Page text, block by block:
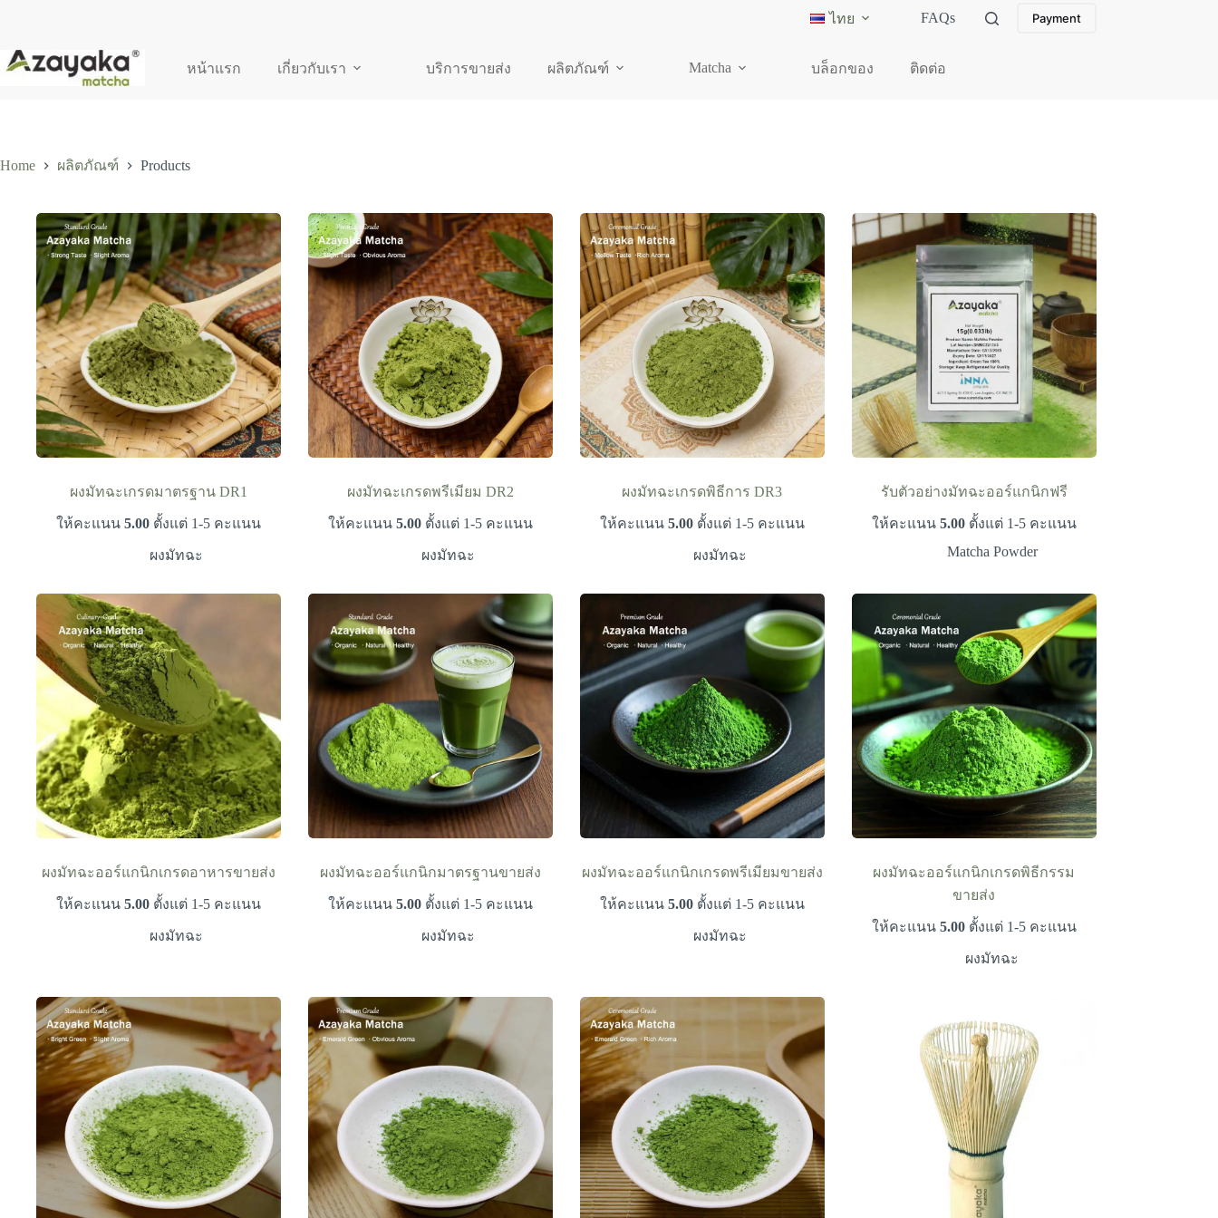
ไทย FAQs Payment
หน้าแรก เกี่ยวกับเรา บริการขายส่ง ผลิตภัณฑ์ Matcha บล็อกของ ติดต่อ
Home ผลิตภัณฑ์ Products
ผงมัทฉะเกรดมาตรฐาน DR1
ให้คะแนน 5.00ตั้งแต่ 1-5 คะแนน
ผงมัทฉะ
ผงมัทฉะเกรดพรีเมียม DR2
ให้คะแนน 5.00ตั้งแต่ 1-5 คะแนน
ผงมัทฉะ
ผงมัทฉะเกรดพิธีการ DR3
ให้คะแนน 5.00ตั้งแต่ 1-5 คะแนน
ผงมัทฉะ
รับตัวอย่างมัทฉะออร์แกนิกฟรี
ให้คะแนน 5.00ตั้งแต่ 1-5 คะแนน
Matcha Powder
ผงมัทฉะออร์แกนิกเกรดอาหารขายส่ง
ให้คะแนน 5.00ตั้งแต่ 1-5 คะแนน
ผงมัทฉะ
ผงมัทฉะออร์แกนิกมาตรฐานขายส่ง
ให้คะแนน 5.00ตั้งแต่ 1-5 คะแนน
ผงมัทฉะ
ผงมัทฉะออร์แกนิกเกรดพรีเมียมขายส่ง
ให้คะแนน 5.00ตั้งแต่ 1-5 คะแนน
ผงมัทฉะ
ผงมัทฉะออร์แกนิกเกรดพิธีกรรม
ขายส่ง
ให้คะแนน 5.00ตั้งแต่ 1-5 คะแนน
ผงมัทฉะ